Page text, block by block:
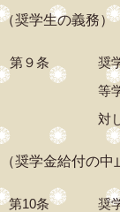
（奨学生の義務）
第９条
奨
等
対
（奨学金給付の中
第10条
奨